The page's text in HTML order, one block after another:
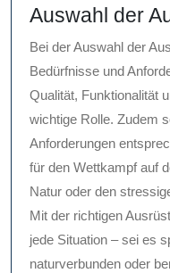
Auswahl der
Bei der Auswahl der
Bedürfnisse und
Qualität, Funktionalität
wichtige Rolle. Zudem
Anforderungen
für den Wettkampf auf
Natur oder den
Mit der richtigen
jede Situation – sei es
naturverbunden oder